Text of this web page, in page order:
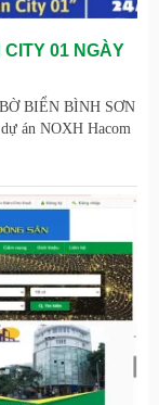
01 NGÀY
BIỂN BÌNH SƠN
án NOXH Hacom